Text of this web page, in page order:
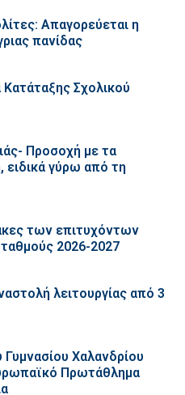
Απαγορεύεται η
πανίδας
Σχολικού
Προσοχή με τα
ειδικά γύρω από τη
των επιτυχόντων
2026-2027
λειτουργίας από 3
Χαλανδρίου
Πρωτάθλημα